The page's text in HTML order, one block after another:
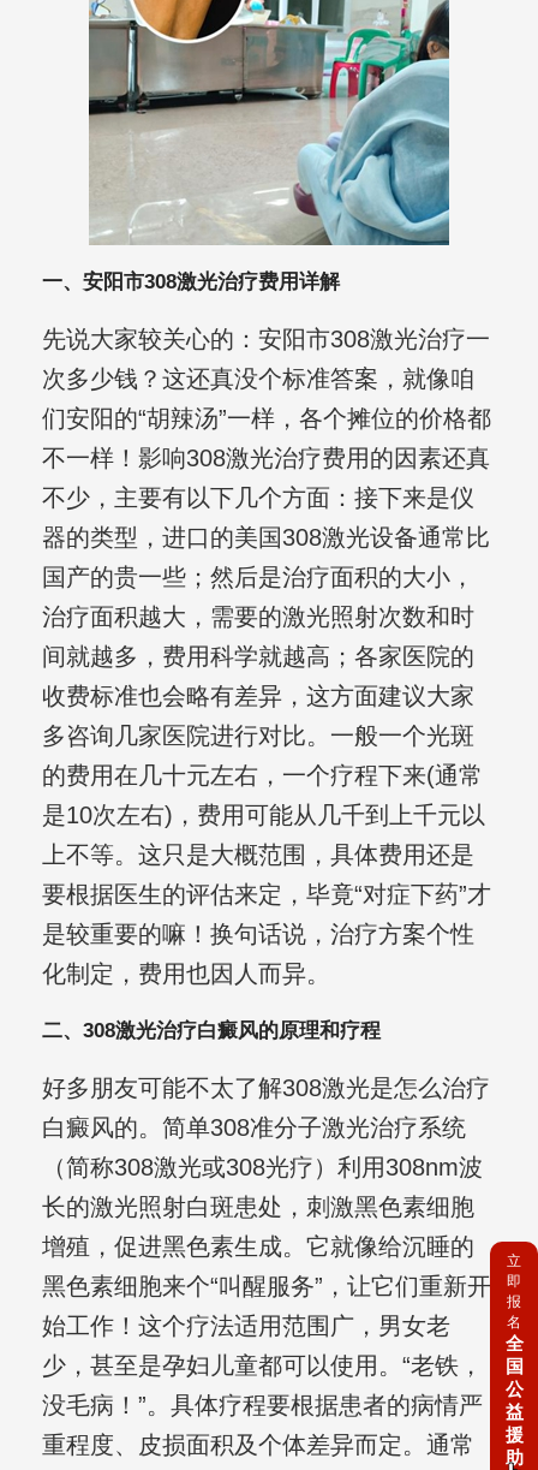
一、安阳市308激光治疗费用详解
先说大家较关心的：安阳市308激光治疗一
次多少钱？这还真没个标准答案，就像咱
们安阳的“胡辣汤”一样，各个摊位的价格都
不一样！影响308激光治疗费用的因素还真
不少，主要有以下几个方面：接下来是仪
器的类型，进口的美国308激光设备通常比
国产的贵一些；然后是治疗面积的大小，
治疗面积越大，需要的激光照射次数和时
间就越多，费用科学就越高；各家医院的
收费标准也会略有差异，这方面建议大家
多咨询几家医院进行对比。一般一个光斑
的费用在几十元左右，一个疗程下来(通常
是10次左右)，费用可能从几千到上千元以
上不等。这只是大概范围，具体费用还是
要根据医生的评估来定，毕竟“对症下药”才
是较重要的嘛！换句话说，治疗方案个性
化制定，费用也因人而异。
二、308激光治疗白癜风的原理和疗程
好多朋友可能不太了解308激光是怎么治疗
白癜风的。简单308准分子激光治疗系统
（简称308激光或308光疗）利用308nm波
长的激光照射白斑患处，刺激黑色素细胞
增殖，促进黑色素生成。它就像给沉睡的
黑色素细胞来个“叫醒服务”，让它们重新开
始工作！这个疗法适用范围广，男女老
少，甚至是孕妇儿童都可以使用。“老铁，
没毛病！”。具体疗程要根据患者的病情严
重程度、皮损面积及个体差异而定。通常
立
即
报
名
全
国
公
益
援
助